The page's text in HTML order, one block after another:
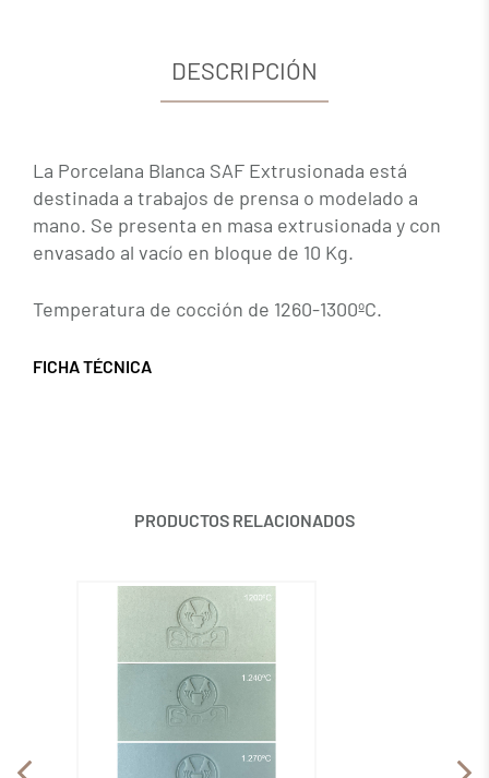
DESCRIPCIÓN
La Porcelana Blanca SAF Extrusionada está
destinada a trabajos de prensa o modelado a
mano. Se presenta en masa extrusionada y con
envasado al vacío en bloque de 10 Kg.
Temperatura de cocción de 1260-1300ºC.
FICHA TÉCNICA
PRODUCTOS RELACIONADOS